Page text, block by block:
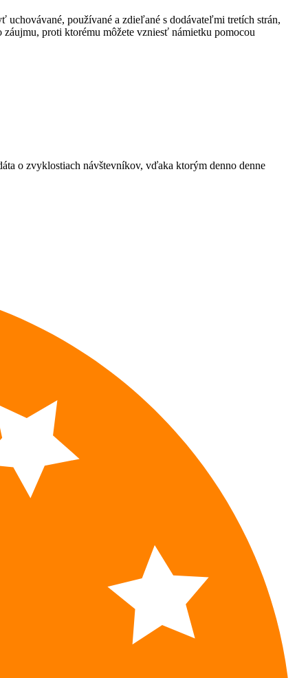
uchovávané, používané a zdieľané s dodávateľmi tretích strán,
proti ktorému môžete vzniesť námietku pomocou
o zvyklostiach návštevníkov, vďaka ktorým denno denne